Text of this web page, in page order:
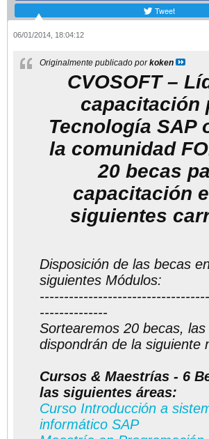
Tweet
06/01/2014, 18:04:12
Originalmente publicado porkoken
CVOSOFT –
capacitación
Tecnología SAP
la comunidad
20 becas
capacitación
siguientes
Disposición de las becas
siguientes Módulos:
--------------
Sortearemos 20 becas,
dispondrán de la siguiente
Cursos & Maestrías - 6
las siguientes áreas:
Curso Introducción a
informático SAP